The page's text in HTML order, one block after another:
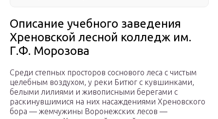
Описание учебного заведения
Хреновской лесной колледж им.
Г.Ф. Морозова
Среди степных просторов соснового леса с чистым
целебным воздухом, у реки Битюг с кувшинками,
белыми лилиями и живописными берегами с
раскинувшимися на них насаждениями Хреновского
бора — жемчужины Воронежских лесов —